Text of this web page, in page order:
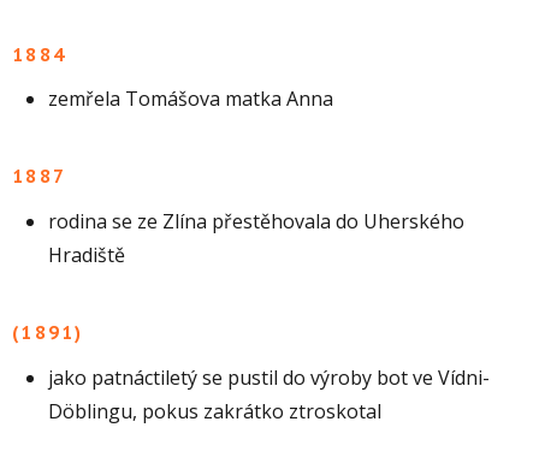
1884
zemřela Tomášova matka Anna
1887
rodina se ze Zlína přestěhovala do Uherského
Hradiště
(1891)
jako patnáctiletý se pustil do výroby bot ve Vídni-
Döblingu, pokus zakrátko ztroskotal